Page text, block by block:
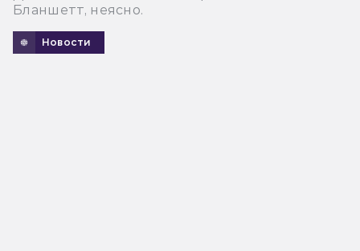
Бланшетт, неясно.
Новости